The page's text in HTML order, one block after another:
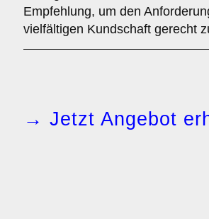
Empfehlung, um den
vielfältigen Kundschaft gerecht
→ Jetzt Angebot